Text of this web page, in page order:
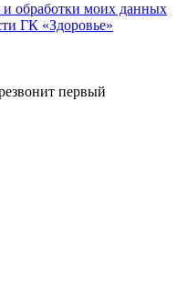
обработки моих данных
ГК «Здоровье»
первый